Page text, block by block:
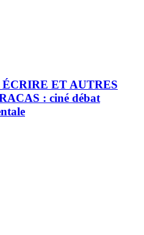
ET AUTRES
: ciné débat